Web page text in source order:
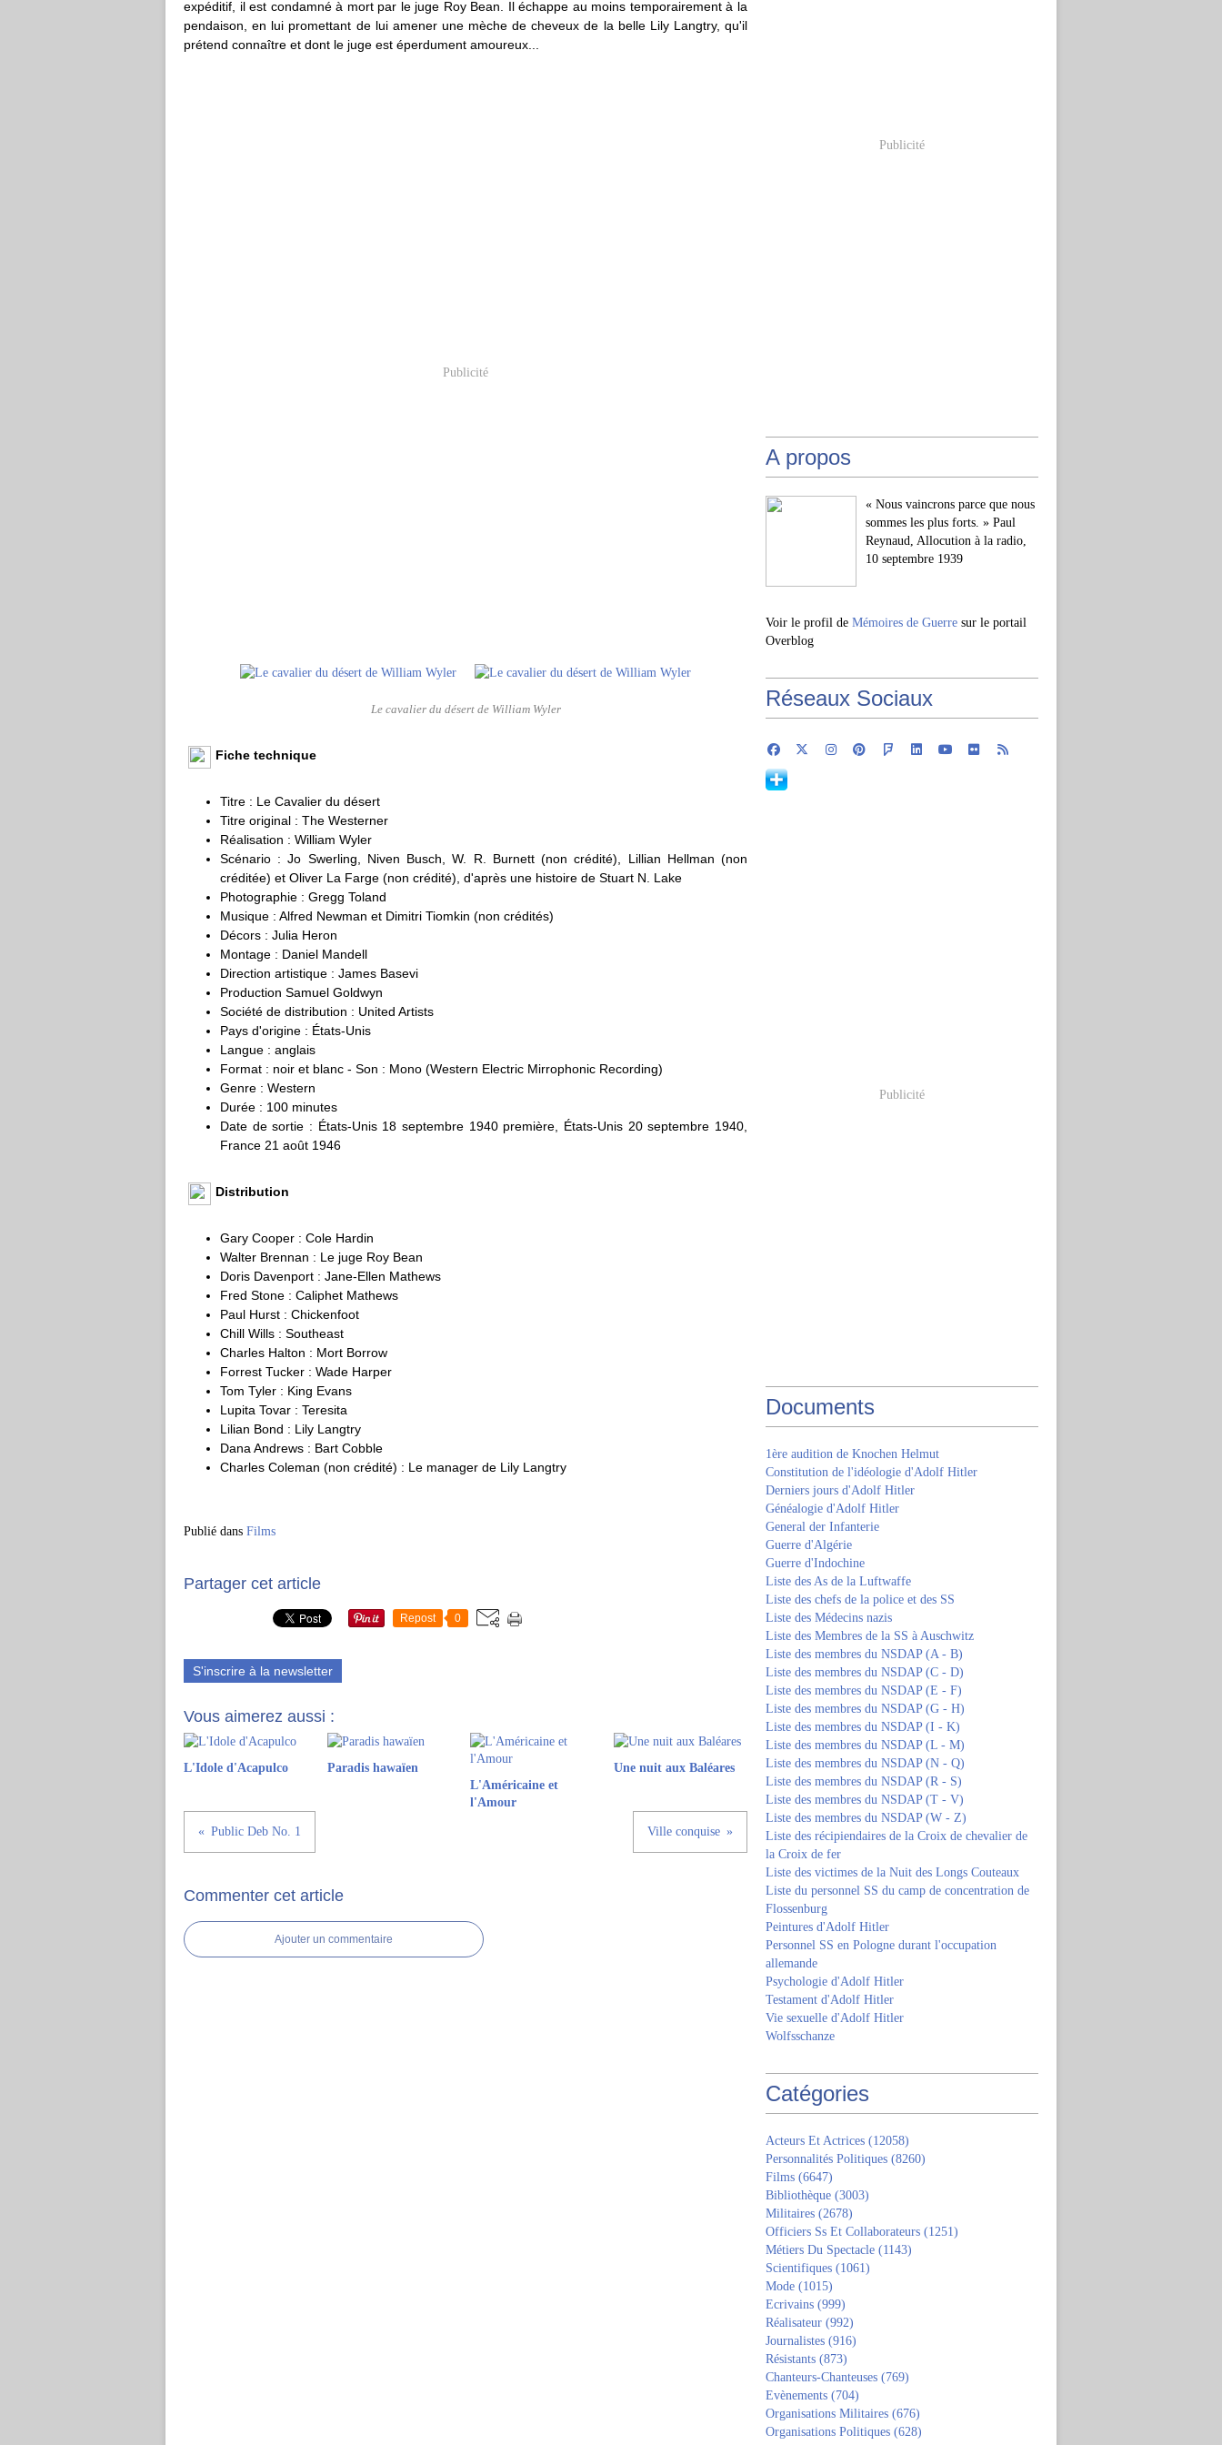
expéditif, il est condamné à mort par le juge Roy Bean. Il échappe au moins temporairement à la
pendaison, en lui promettant de lui amener une mèche de cheveux de la belle Lily Langtry, qu'il
prétend connaître et dont le juge est éperdument amoureux...
Publicité
Le cavalier du désert de William Wyler
Fiche technique
Titre : Le Cavalier du désert
Titre original : The Westerner
Réalisation : William Wyler
Scénario : Jo Swerling, Niven Busch, W. R. Burnett (non crédité), Lillian Hellman (non
créditée) et Oliver La Farge (non crédité), d'après une histoire de Stuart N. Lake
Photographie : Gregg Toland
Musique : Alfred Newman et Dimitri Tiomkin (non crédités)
Décors : Julia Heron
Montage : Daniel Mandell
Direction artistique : James Basevi
Production Samuel Goldwyn
Société de distribution : United Artists
Pays d'origine : États-Unis
Langue : anglais
Format : noir et blanc - Son : Mono (Western Electric Mirrophonic Recording)
Genre : Western
Durée : 100 minutes
Date de sortie : États-Unis 18 septembre 1940 première, États-Unis 20 septembre 1940,
France 21 août 1946
Distribution
Gary Cooper : Cole Hardin
Walter Brennan : Le juge Roy Bean
Doris Davenport : Jane-Ellen Mathews
Fred Stone : Caliphet Mathews
Paul Hurst : Chickenfoot
Chill Wills : Southeast
Charles Halton : Mort Borrow
Forrest Tucker : Wade Harper
Tom Tyler : King Evans
Lupita Tovar : Teresita
Lilian Bond : Lily Langtry
Dana Andrews : Bart Cobble
Charles Coleman (non crédité) : Le manager de Lily Langtry
Publié dans Films
Partager cet article
Repost 0
S'inscrire à la newsletter
Vous aimerez aussi :
L'Idole d'Acapulco
Paradis hawaïen
L'Américaine et
l'Amour
Une nuit aux Baléares
Public Deb No. 1 Ville conquise
Commenter cet article
Ajouter un commentaire
Publicité
A propos
« Nous vaincrons parce que nous
sommes les plus forts. » Paul
Reynaud, Allocution à la radio,
10 septembre 1939
Voir le profil de Mémoires de Guerre sur le portail
Overblog
Réseaux Sociaux
Publicité
Documents
1ère audition de Knochen Helmut
Constitution de l'idéologie d'Adolf Hitler
Derniers jours d'Adolf Hitler
Généalogie d'Adolf Hitler
General der Infanterie
Guerre d'Algérie
Guerre d'Indochine
Liste des As de la Luftwaffe
Liste des chefs de la police et des SS
Liste des Médecins nazis
Liste des Membres de la SS à Auschwitz
Liste des membres du NSDAP (A - B)
Liste des membres du NSDAP (C - D)
Liste des membres du NSDAP (E - F)
Liste des membres du NSDAP (G - H)
Liste des membres du NSDAP (I - K)
Liste des membres du NSDAP (L - M)
Liste des membres du NSDAP (N - Q)
Liste des membres du NSDAP (R - S)
Liste des membres du NSDAP (T - V)
Liste des membres du NSDAP (W - Z)
Liste des récipiendaires de la Croix de chevalier de
la Croix de fer
Liste des victimes de la Nuit des Longs Couteaux
Liste du personnel SS du camp de concentration de
Flossenburg
Peintures d'Adolf Hitler
Personnel SS en Pologne durant l'occupation
allemande
Psychologie d'Adolf Hitler
Testament d'Adolf Hitler
Vie sexuelle d'Adolf Hitler
Wolfsschanze
Catégories
Acteurs Et Actrices (12058)
Personnalités Politiques (8260)
Films (6647)
Bibliothèque (3003)
Militaires (2678)
Officiers Ss Et Collaborateurs (1251)
Métiers Du Spectacle (1143)
Scientifiques (1061)
Mode (1015)
Ecrivains (999)
Réalisateur (992)
Journalistes (916)
Résistants (873)
Chanteurs-Chanteuses (769)
Evènements (704)
Organisations Militaires (676)
Organisations Politiques (628)